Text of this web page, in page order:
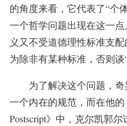
的角度来看，它代表了“个
一个哲学问题出现在这一
义又不受道德理性标准支
为除非有某种标准，否则谈
为了解决这个问题，奇
一个内在的规范，而在他的
Postscript》中，克尔凯郭